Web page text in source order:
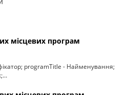
місцевих програм
programTitle - Найменування;